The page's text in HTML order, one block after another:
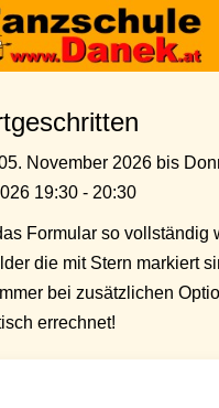
November 2026 bis
19:30 - 20:30
Formular so vollständig
die mit Stern markiert
bei zusätzlichen
errechnet!